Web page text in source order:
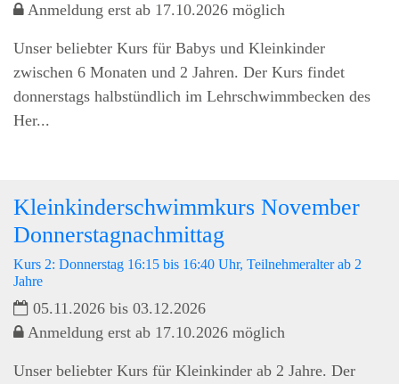
Anmeldung erst ab 17.10.2026 möglich
Unser beliebter Kurs für Babys und Kleinkinder
zwischen 6 Monaten und 2 Jahren. Der Kurs findet
donnerstags halbstündlich im Lehrschwimmbecken des
Her...
Kleinkinderschwimmkurs November
Donnerstagnachmittag
Kurs 2: Donnerstag 16:15 bis 16:40 Uhr, Teilnehmeralter ab 2
Jahre
05.11.2026 bis 03.12.2026
Anmeldung erst ab 17.10.2026 möglich
Unser beliebter Kurs für Kleinkinder ab 2 Jahre. Der